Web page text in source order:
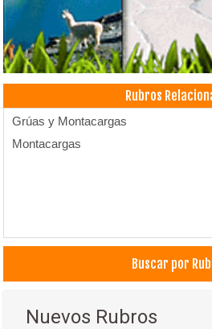
Rubros
Grúas y Montacargas
Montacargas
Buscar por
Nuevos Rubros